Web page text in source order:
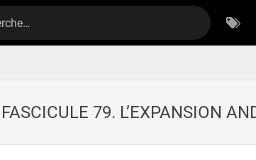
FASCICULE 79. L’EXPANSION